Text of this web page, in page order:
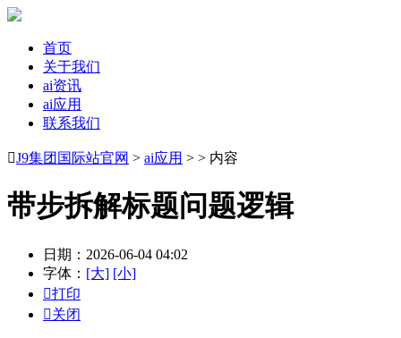
首页
关于我们
ai资讯
ai应用
联系我们
J9集团国际站官网 > ai应用 > > 内容
带步拆解标题问题逻辑
日期：2026-06-04 04:02
字体： [大] [小]
打印
关闭